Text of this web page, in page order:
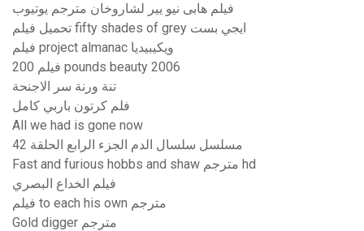
فيلم هابى نيو يير لشاروخان مترجم يوتيوب
تحميل فيلم fifty shades of grey ايجي بست
فيلم project almanac ويكيبيديا
فيلم 200 pounds beauty 2006
تنة ورنة سر الاجنحة
فلم كرتون باربي كامل
All we had is gone now
مسلسل سلسال الدم الجزء الرابع الحلقة 42
Fast and furious hobbs and shaw مترجم hd
فيلم الخداع البصري
فيلم to each his own مترجم
Gold digger مترجم